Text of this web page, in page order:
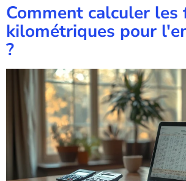
Comment calculer les
kilométriques pour
?